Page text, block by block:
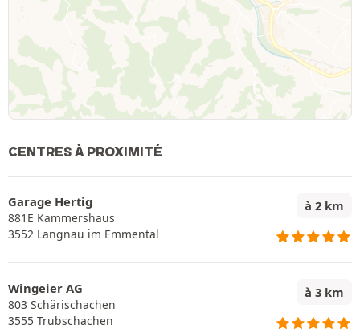
CENTRES À PROXIMITÉ
Garage Hertig
881E Kammershaus
3552 Langnau im Emmental
à 2 km
Wingeier AG
803 Schärischachen
3555 Trubschachen
à 3 km